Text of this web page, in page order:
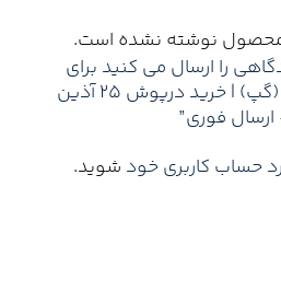
محصول نوشته نشده است.
را ارسال می کنید برای
“قیمت درپوش 25 آذین (گپ) | خرید درپوش 25 آذین
فوری”
حساب کاربری خود شوید.